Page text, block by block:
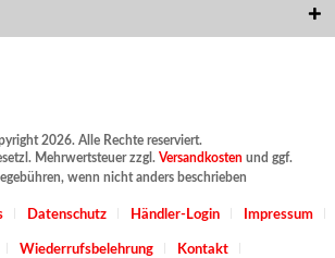
2026. Alle Rechte reserviert.
Mehrwertsteuer zzgl. Versandkostenund ggf.
wenn nicht anders beschrieben
Datenschutz Händler-Login Impressum
Wiederrufsbelehrung Kontakt